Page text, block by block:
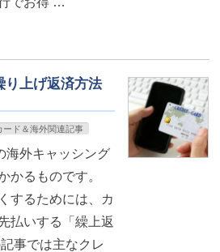
り上げ返済方法
ード＆海外関連記事
海外キャッシング
かるものです。
するためには、カ
払いする「繰上返
事では主なクレ